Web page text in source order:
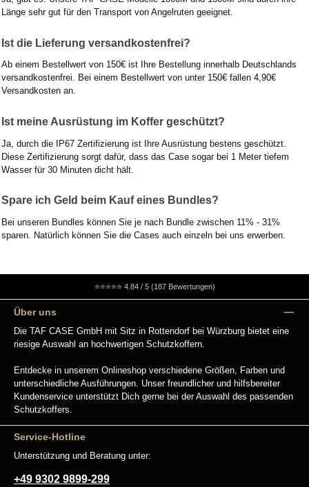
Länge sehr gut für den Transport von Angelruten geeignet.
Ist die Lieferung versandkostenfrei?
Ab einem Bestellwert von 150€ ist Ihre Bestellung innerhalb Deutschlands
versandkostenfrei. Bei einem Bestellwert von unter 150€ fallen 4,90€
Versandkosten an.
Ist meine Ausrüstung im Koffer geschützt?
Ja, durch die IP67 Zertifizierung ist Ihre Ausrüstung bestens geschützt.
Diese Zertifizierung sorgt dafür, dass das Case sogar bei 1 Meter tiefem
Wasser für 30 Minuten dicht hält.
Spare ich Geld beim Kauf eines Bundles?
Bei unseren Bundles können Sie je nach Bundle zwischen 11% - 31%
sparen. Natürlich können Sie die Cases auch einzeln bei uns erwerben.
⭐⭐⭐⭐⭐ 4.84 / 5 (187 Bewertungen)
Über uns
Die TAF CASE GmbH mit Sitz in Rottendorf bei Würzburg bietet eine
riesige Auswahl an hochwertigen Schutzkoffern.
Entdecke in unserem Onlineshop verschiedene Größen, Farben und
unterschiedliche Ausführungen. Unser freundlicher und hilfsbereiter
Kundenservice unterstützt Dich gerne bei der Auswahl des passenden
Schutzkoffers.
Service-Hotline
Unterstützung und Beratung unter:
+49 9302 9899-299